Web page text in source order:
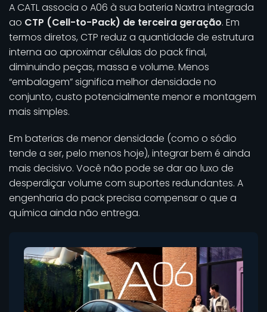
A CATL associa o A06 à sua bateria Naxtra integrada
ao CTP (Cell-to-Pack) de terceira geração. Em
termos diretos, CTP reduz a quantidade de estrutura
interna ao aproximar células do pack final,
diminuindo peças, massa e volume. Menos
“embalagem” significa melhor densidade no
conjunto, custo potencialmente menor e montagem
mais simples.
Em baterias de menor densidade (como o sódio
tende a ser, pelo menos hoje), integrar bem é ainda
mais decisivo. Você não pode se dar ao luxo de
desperdiçar volume com suportes redundantes. A
engenharia do pack precisa compensar o que a
química ainda não entrega.